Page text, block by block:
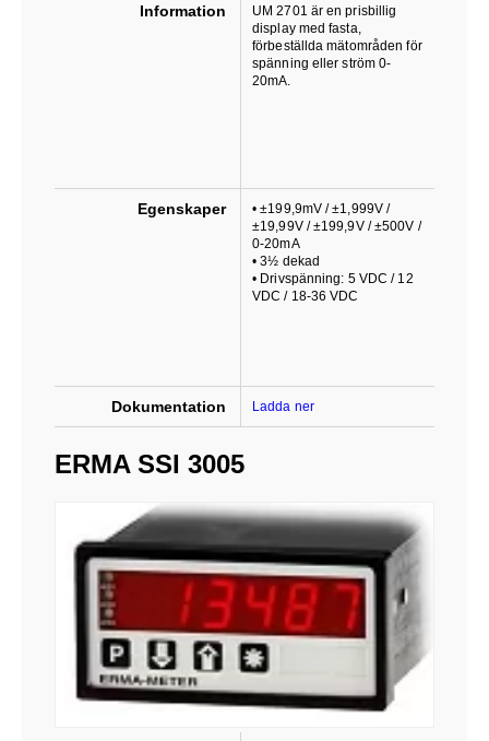
Information
Egenskaper
Dokumentation
UM 2701 är en prisbillig
display med fasta,
förbeställda mätområden för
spänning eller ström 0-
20mA.
• ±199,9mV / ±1,999V /
±19,99V / ±199,9V / ±500V /
0-20mA
• 3½ dekad
• Drivspänning: 5 VDC / 12
VDC / 18-36 VDC
Ladda ner
ERMA SSI 3005